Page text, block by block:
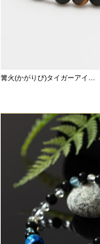
篝火(かがりび)タイガーアイ…